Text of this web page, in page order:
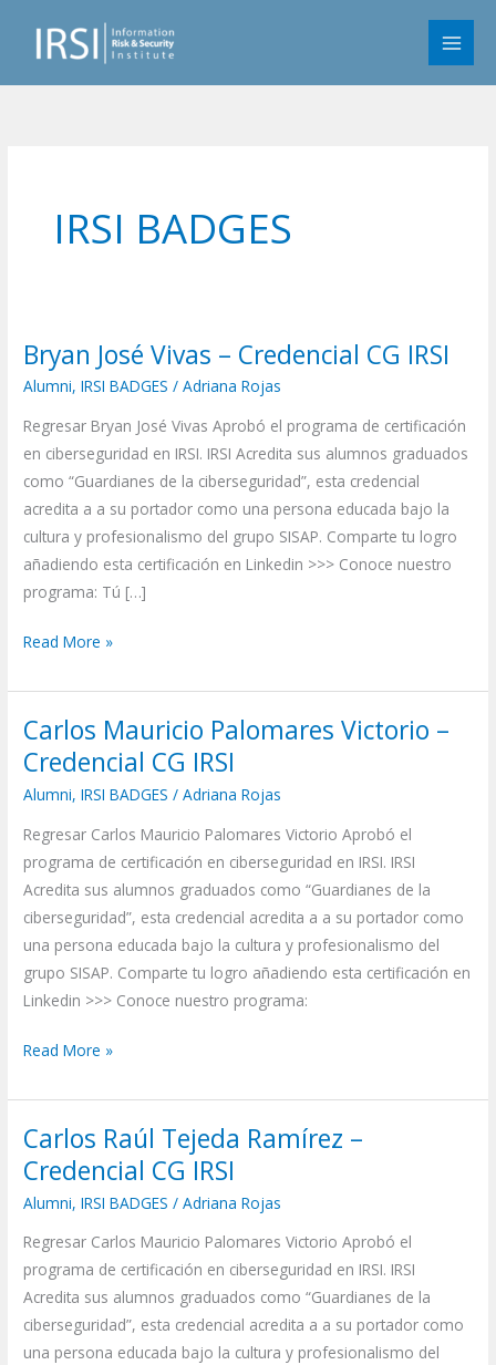
IRSI BADGES
Bryan José Vivas – Credencial CG IRSI
Alumni,IRSI BADGES /Adriana Rojas
Regresar Bryan José Vivas Aprobó el programa de certificación
en ciberseguridad en IRSI. IRSI Acredita sus alumnos graduados
como “Guardianes de la ciberseguridad”, esta credencial
acredita a a su portador como una persona educada bajo la
cultura y profesionalismo del grupo SISAP. Comparte tu logro
añadiendo esta certificación en Linkedin >>> Conoce nuestro
programa: Tú […]
Bryan
José
–
Credencial
CG
IRSI
Read More »
Carlos Mauricio Palomares Victorio –
Credencial CG IRSI
Alumni,IRSI BADGES /Adriana Rojas
Regresar Carlos Mauricio Palomares Victorio Aprobó el
programa de certificación en ciberseguridad en IRSI. IRSI
Acredita sus alumnos graduados como “Guardianes de la
ciberseguridad”, esta credencial acredita a a su portador como
una persona educada bajo la cultura y profesionalismo del
grupo SISAP. Comparte tu logro añadiendo esta certificación en
Linkedin >>> Conoce nuestro programa:
Carlos
Mauricio
–
Credencial
CG
IRSI
Read More »
Carlos Raúl Tejeda Ramírez –
Credencial CG IRSI
Alumni,IRSI BADGES /Adriana Rojas
Regresar Carlos Mauricio Palomares Victorio Aprobó el
programa de certificación en ciberseguridad en IRSI. IRSI
Acredita sus alumnos graduados como “Guardianes de la
ciberseguridad”, esta credencial acredita a a su portador como
una persona educada bajo la cultura y profesionalismo del
Carlos
Raúl
Ramírez
–
Credencial
CG
IRSI